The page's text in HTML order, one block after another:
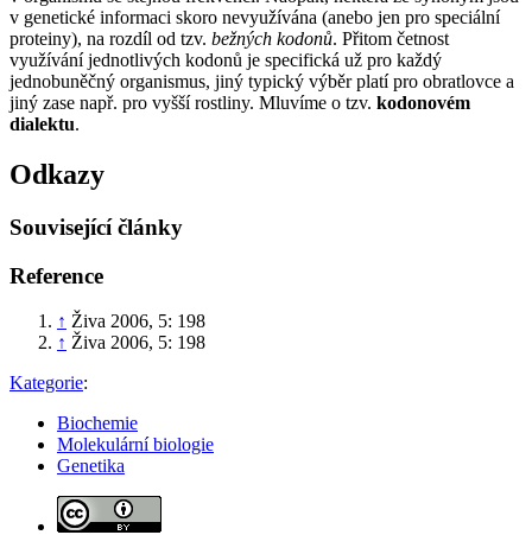
v genetické informaci skoro nevyužívána (anebo jen pro speciální
proteiny), na rozdíl od tzv. bežných kodonů. Přitom četnost
využívání jednotlivých kodonů je specifická už pro každý
jednobuněčný organismus, jiný typický výběr platí pro obratlovce a
jiný zase např. pro vyšší rostliny. Mluvíme o tzv. kodonovém
dialektu.
Odkazy
Související články
Reference
↑ Živa 2006, 5: 198
↑ Živa 2006, 5: 198
Kategorie:
Biochemie
Molekulární biologie
Genetika